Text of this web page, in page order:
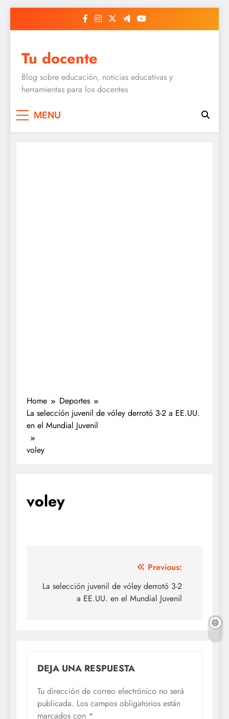
Tu docente
Blog sobre educación, noticias educativas y
herramientas para los docentes
MENU
Home
Deportes
La selección juvenil de vóley derrotó 3-2 a EE.UU.
en el Mundial Juvenil
voley
voley
de
entradas
Previous:
La selección juvenil de vóley derrotó 3-2
a EE.UU. en el Mundial Juvenil
DEJA UNA RESPUESTA
Tu dirección de correo electrónico no será
publicada. Los campos obligatorios están
marcados con *